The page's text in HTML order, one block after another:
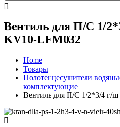
Вентиль для П/С 1/
KV10-LFM032
Home
Товары
Полотенцесушители
комплектующие
Вентиль для П/С 1/2*3/4 г/ш